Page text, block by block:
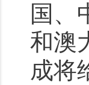
国、
和澳
成将